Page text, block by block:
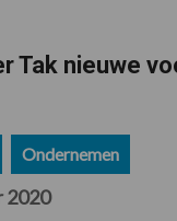
Tak nieuwe
Ondernemen
2020